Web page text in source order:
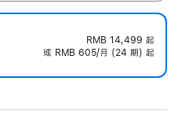
RMB 14,499 起
或 RMB 605/月 (24 期) 起